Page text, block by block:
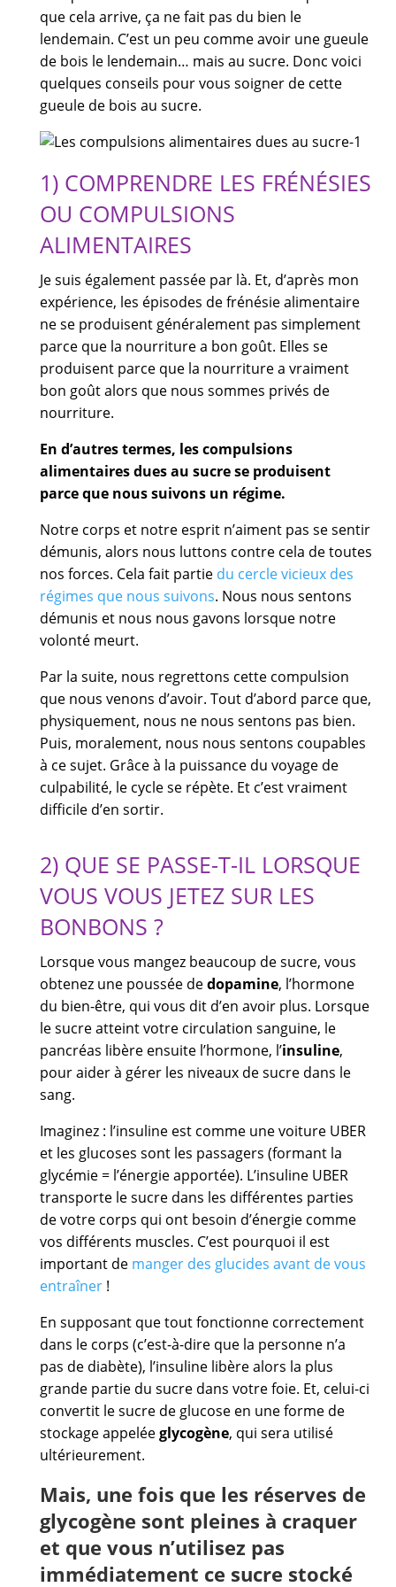
que cela arrive, ça ne fait pas du bien le
lendemain. C’est un peu comme avoir une gueule
de bois le lendemain… mais au sucre. Donc voici
quelques conseils pour vous soigner de cette
gueule de bois au sucre.
1) COMPRENDRE LES FRÉNÉSIES
OU COMPULSIONS
ALIMENTAIRES
Je suis également passée par là. Et, d’après mon
expérience, les épisodes de frénésie alimentaire
ne se produisent généralement pas simplement
parce que la nourriture a bon goût. Elles se
produisent parce que la nourriture a vraiment
bon goût alors que nous sommes privés de
nourriture.
En d’autres termes, les compulsions
alimentaires dues au sucre se produisent
parce que nous suivons un régime.
Notre corps et notre esprit n’aiment pas se sentir
démunis, alors nous luttons contre cela de toutes
nos forces. Cela fait partie du cercle vicieux des
régimes que nous suivons. Nous nous sentons
démunis et nous nous gavons lorsque notre
volonté meurt.
Par la suite, nous regrettons cette compulsion
que nous venons d’avoir. Tout d’abord parce que,
physiquement, nous ne nous sentons pas bien.
Puis, moralement, nous nous sentons coupables
à ce sujet. Grâce à la puissance du voyage de
culpabilité, le cycle se répète. Et c’est vraiment
difficile d’en sortir.
2) QUE SE PASSE-T-IL LORSQUE
VOUS VOUS JETEZ SUR LES
BONBONS ?
Lorsque vous mangez beaucoup de sucre, vous
obtenez une poussée dedopamine, l’hormone
du bien-être, qui vous dit d’en avoir plus. Lorsque
le sucre atteint votre circulation sanguine, le
pancréas libère ensuite l’hormone, l’insuline,
pour aider à gérer les niveaux de sucre dans le
sang.
Imaginez : l’insuline est comme une voiture UBER
et les glucoses sont les passagers (formant la
glycémie = l’énergie apportée). L’insuline UBER
transporte le sucre dans les différentes parties
de votre corps qui ont besoin d’énergie comme
vos différents muscles. C’est pourquoi il est
important de manger des glucides avant de vous
entraîner!
En supposant que tout fonctionne correctement
dans le corps (c’est-à-dire que la personne n’a
pas de diabète), l’insuline libère alors la plus
grande partie du sucre dans votre foie. Et, celui-ci
convertit le sucre de glucose en une forme de
stockage appeléeglycogène, qui sera utilisé
ultérieurement.
Mais, une fois que les réserves de
glycogène sont pleines à craquer
et que vous n’utilisez pas
immédiatement ce sucre stocké